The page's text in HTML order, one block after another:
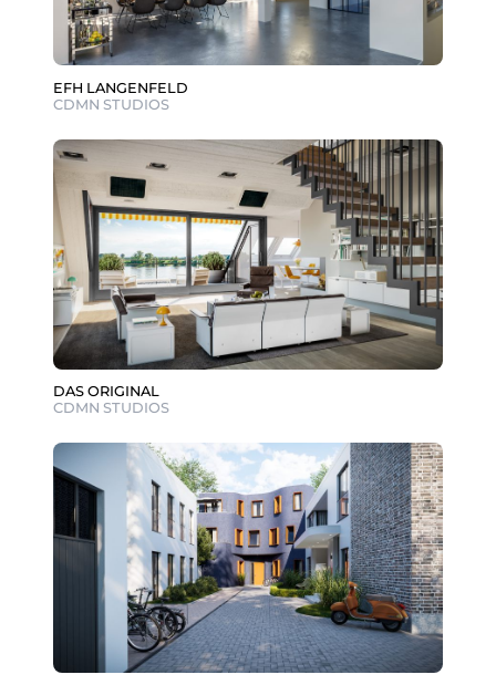
EFH LANGENFELD
CDMN STUDIOS
DAS ORIGINAL
CDMN STUDIOS